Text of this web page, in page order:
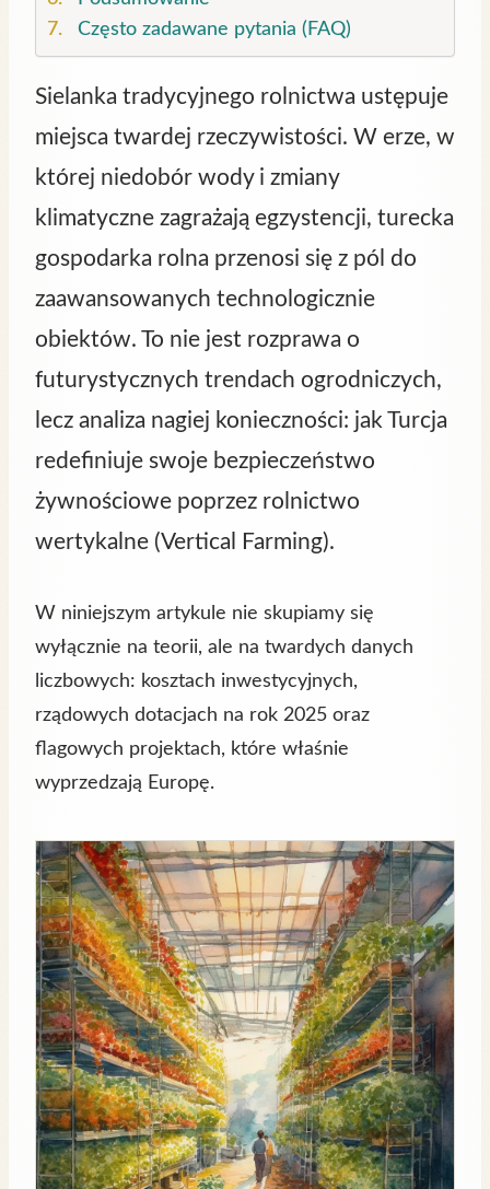
Często zadawane pytania (FAQ)
Sielanka tradycyjnego rolnictwa ustępuje
miejsca twardej rzeczywistości. W erze, w
której niedobór wody i zmiany
klimatyczne zagrażają egzystencji, turecka
gospodarka rolna przenosi się z pól do
zaawansowanych technologicznie
obiektów. To nie jest rozprawa o
futurystycznych trendach ogrodniczych,
lecz analiza nagiej konieczności: jak Turcja
redefiniuje swoje bezpieczeństwo
żywnościowe poprzez rolnictwo
wertykalne (Vertical Farming).
W niniejszym artykule nie skupiamy się
wyłącznie na teorii, ale na twardych danych
liczbowych: kosztach inwestycyjnych,
rządowych dotacjach na rok 2025 oraz
flagowych projektach, które właśnie
wyprzedzają Europę.